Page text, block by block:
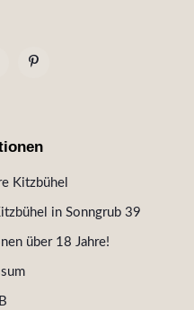
Kitzbühel
in Sonngrub 39
über 18 Jahre!